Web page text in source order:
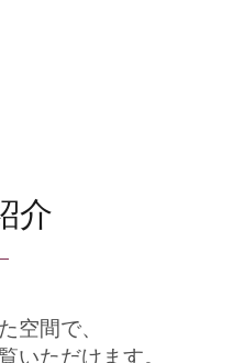
介
空間で、
いただけます。